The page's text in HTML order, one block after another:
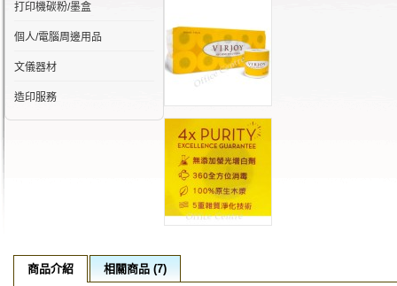
打印機碳粉/墨盒
個人/電腦周邊用品
文儀器材
造印服務
商品介紹 相關商品 (7)